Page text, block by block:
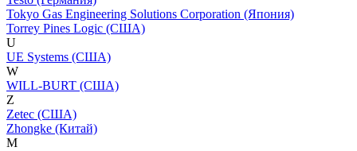
Tokyo Gas Engineering Solutions Corporation (Япония)
Torrey Pines Logic (США)
U
UE Systems (США)
W
WILL-BURT (США)
Z
Zetec (США)
Zhongke (Китай)
М